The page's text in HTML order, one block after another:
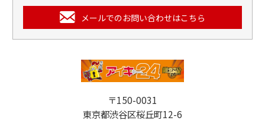
メールでのお問い合わせはこちら
〒150-0031
東京都渋谷区桜丘町12-6